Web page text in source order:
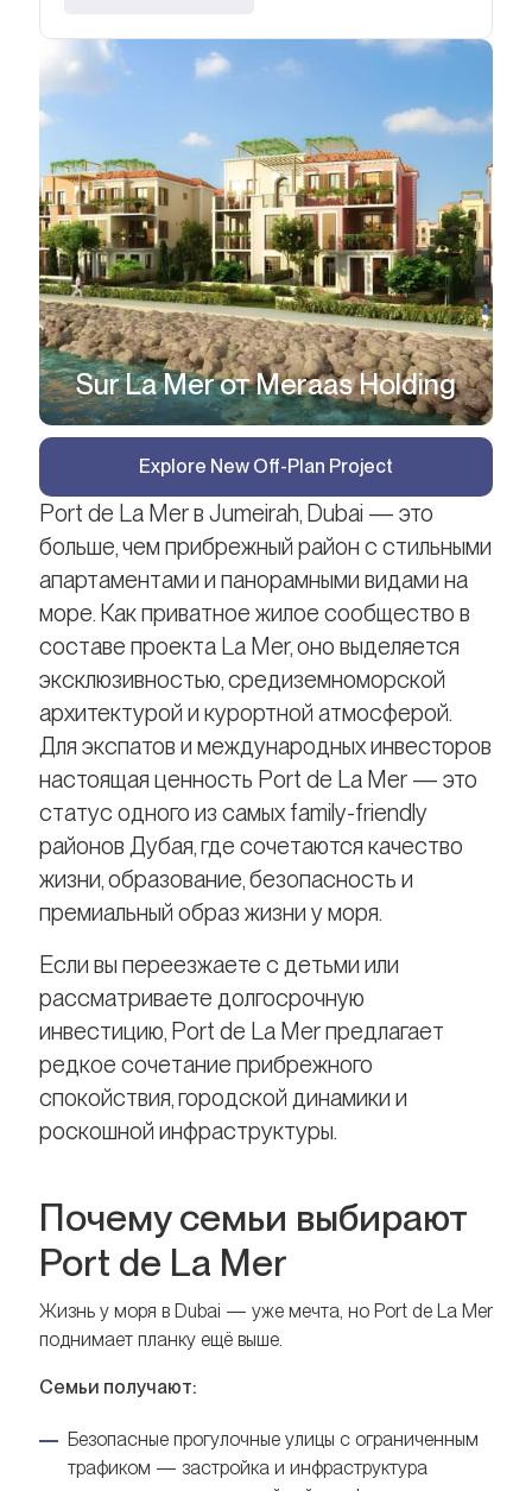
Port de La Mer в Jumeirah, Dubai — это
больше, чем прибрежный район с стильными
апартаментами и панорамными видами на
море. Как приватное жилое сообщество в
составе проекта La Mer, оно выделяется
эксклюзивностью, средиземноморской
архитектурой и курортной атмосферой.
Для экспатов и международных инвесторов
настоящая ценность Port de La Mer — это
статус одного из самых family-friendly
районов Дубая, где сочетаются качество
жизни, образование, безопасность и
премиальный образ жизни у моря.
Если вы переезжаете с детьми или
рассматриваете долгосрочную
инвестицию, Port de La Mer предлагает
редкое сочетание прибрежного
спокойствия, городской динамики и
роскошной инфраструктуры.
Почему семьи выбирают
Port de La Mer
Жизнь у моря в Dubai — уже мечта, но Port de La Mer
поднимает планку ещё выше.
Семьи получают:
Безопасные прогулочные улицы с ограниченным
трафиком — застройка и инфраструктура
Sur La Mer от Meraas Holding
Explore New Off-Plan Project
Преимущества для семей и инвесторов
FAQ